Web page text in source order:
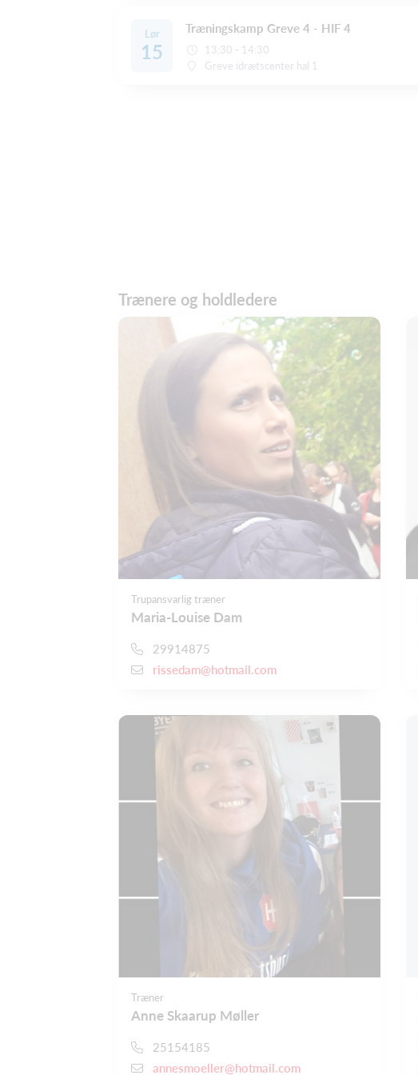
Lør
15
Træningskamp Greve 4 - HIF 4
13:30 - 14:30
Greve idrætscenter hal 1
Trænere og holdledere
Trupansvarlig træner
Maria-Louise Dam
29914875
rissedam@hotmail.com
Træner
Anne Skaarup Møller
25154185
annesmoeller@hotmail.com